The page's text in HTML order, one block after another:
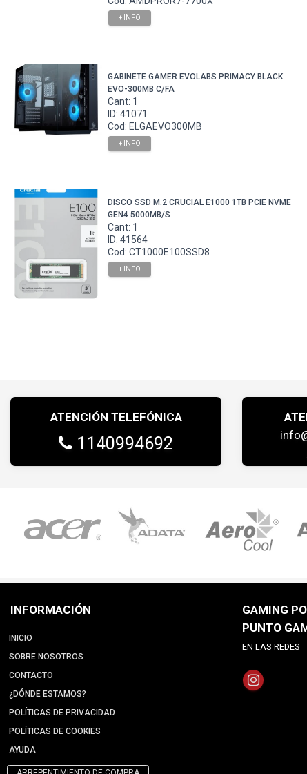
+ INFO
GABINETE GAMER EVOLABS PRIMACY BLACK
EVO-300MB C/FA
Cant: 1
ID: 41071
Cod: ELGAEVO300MB
+ INFO
DISCO SSD M.2 CRUCIAL E1000 1TB PCIE NVME
GEN4 5000MB/S
Cant: 1
ID: 41564
Cod: CT1000E100SSD8
+ INFO
ATENCIÓN TELEFÓNICA
1140994692
INFORMACIÓN
INICIO
SOBRE NOSOTROS
CONTACTO
¿DÓNDE ESTAMOS?
POLÍTICAS DE PRIVACIDAD
POLÍTICAS DE COOKIES
AYUDA
GAMING
PUNTO
EN LAS REDES